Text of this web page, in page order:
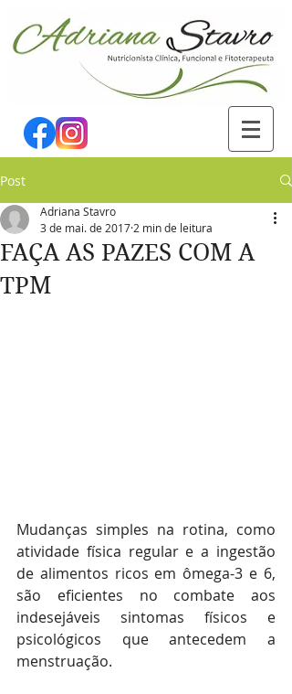
Post
FAÇA AS PAZES COM A
TPM
Adriana Stavro
3 de mai. de 2017 2 min de leitura
Mudanças simples na rotina, como
atividade física regular e a ingestão
de alimentos ricos em ômega-3 e 6,
são eficientes no combate aos
indesejáveis sintomas físicos e
psicológicos que antecedem a
menstruação.